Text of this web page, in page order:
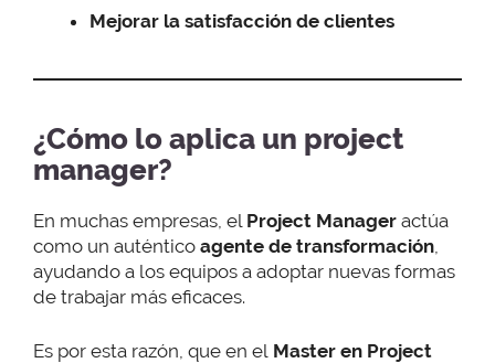
Mejorar la satisfacción de clientes
¿Cómo lo aplica un project
manager?
En muchas empresas, el Project Manager actúa
como un auténtico agente de transformación,
ayudando a los equipos a adoptar nuevas formas
de trabajar más eficaces.
Es por esta razón, que en el Master en Project